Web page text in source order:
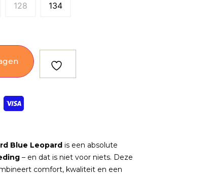
128 134
Blue Leopard is een absolute
– en dat is niet voor niets. Deze
comfort, kwaliteit en een